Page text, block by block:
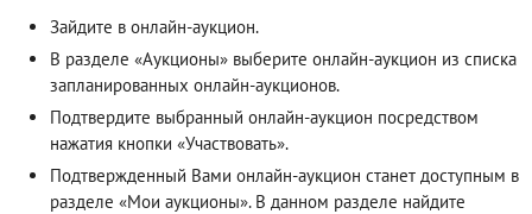
Зайдите в онлайн-аукцион.
В разделе «Аукционы» выберите онлайн-аукцион из списка
запланированных онлайн-аукционов.
Подтвердите выбранный онлайн-аукцион посредством
нажатия кнопки «Участвовать».
Подтвержденный Вами онлайн-аукцион станет доступным в
разделе «Мои аукционы». В данном разделе найдите